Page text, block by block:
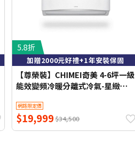
5.8折
加贈2000元好禮+1年安裝保固
【尊榮裝】CHIMEI奇美 4-6坪一級
能效變頻冷暖分離式冷氣-星緻系
S37HG1【含基本安裝+舊機回
收】【加贈2000元好禮+1年安裝
保固】
網路限定價
$19,999$34,500